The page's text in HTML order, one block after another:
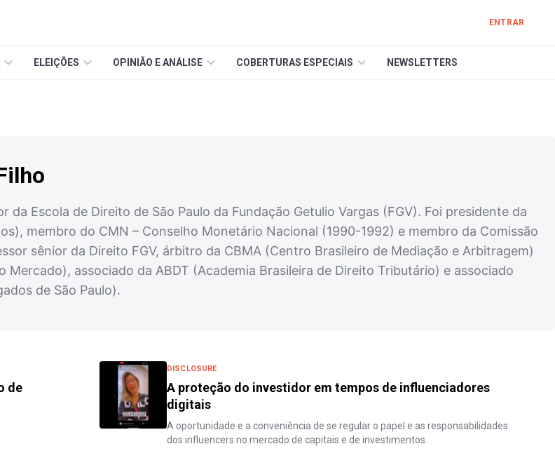
ENTRAR
ELEIÇÕES OPINIÃO E ANÁLISE COBERTURAS ESPECIAIS NEWSLETTERS
Escola de Direito de São Paulo da Fundação Getulio Vargas (FGV). Foi presidente da
membro do CMN – Conselho Monetário Nacional (1990-1992) e membro da Comissão
sênior da Direito FGV, árbitro da CBMA (Centro Brasileiro de Mediação e Arbitragem)
Mercado), associado da ABDT (Academia Brasileira de Direito Tributário) e associado
de São Paulo).
de
DISCLOSURE
A proteção do investidor em tempos de influenciadores
digitais
A oportunidade e a conveniência de se regular o papel e as responsabilidades
dos influencers no mercado de capitais e de investimentos